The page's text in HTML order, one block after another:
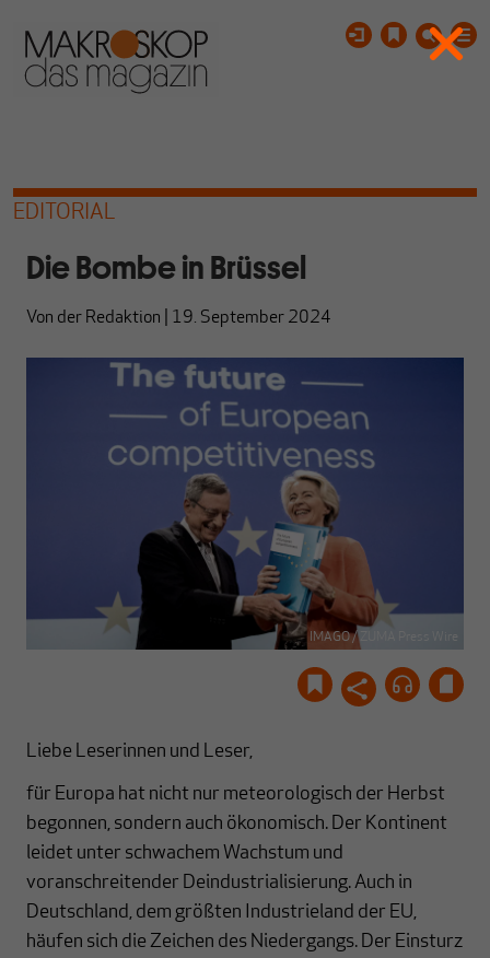
EDITORIAL
Die Bombe in Brüssel
Von der Redaktion 19. September 2024
IMAGO / ZUMA Press Wire
Liebe Leserinnen und Leser,
für Europa hat nicht nur meteorologisch der Herbst
begonnen, sondern auch ökonomisch. Der Kontinent
leidet unter schwachem Wachstum und
voranschreitender Deindustrialisierung. Auch in
Deutschland, dem größten Industrieland der EU,
häufen sich die Zeichen des Niedergangs. Der Einsturz